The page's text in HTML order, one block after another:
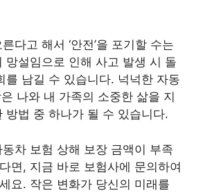
다고 해서 ‘안전’을 포기할 수는
망설임으로 인해 사고 발생 시 돌
를 남길 수 있습니다. 넉넉한 자동
나와 내 가족의 소중한 삶을 지
방법 중 하나가 될 수 있습니다.
차 보험 상해 보장 금액이 부족
면, 지금 바로 보험사에 문의하여
요. 작은 변화가 당신의 미래를